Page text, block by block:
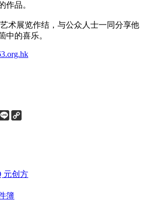
作品。
术展览作结，与公众人士一同分享他
中的喜乐。
Line
元创方
簿